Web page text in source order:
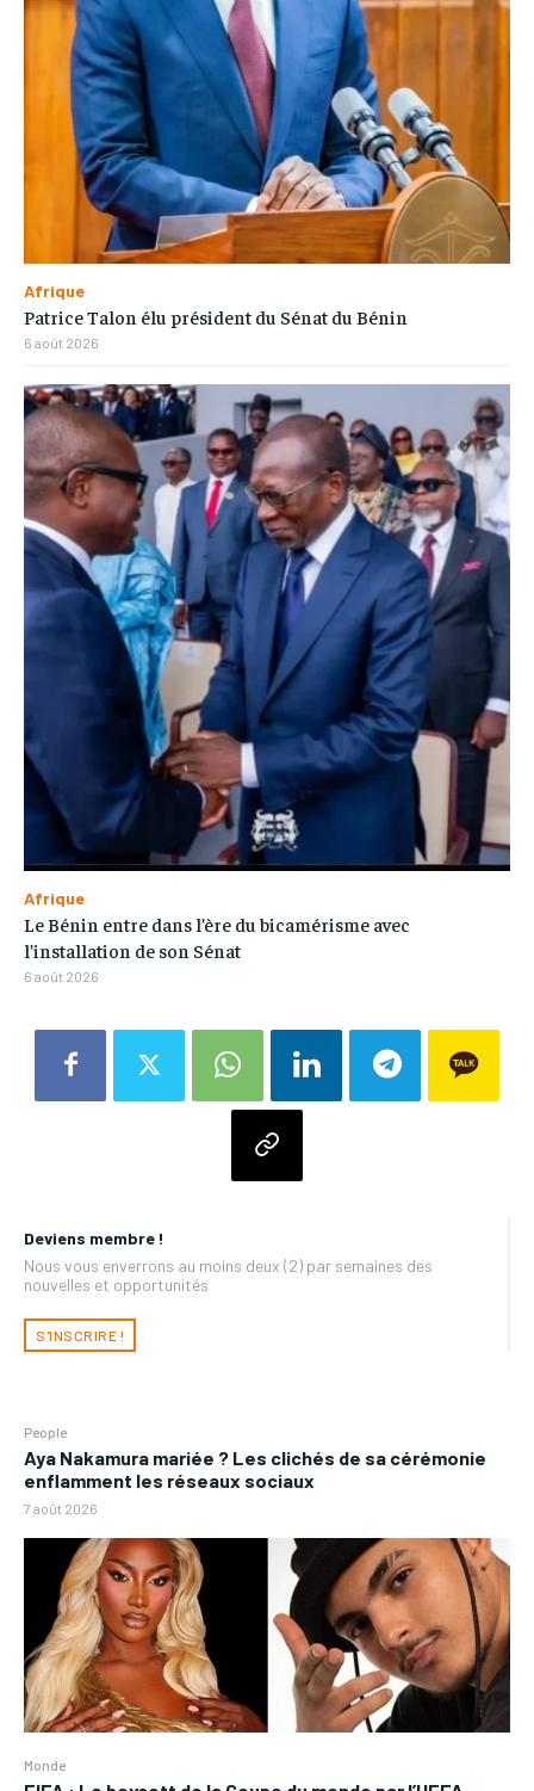
Deviens membre !
Nous vous enverrons au moins deux (2) par semaines des
nouvelles et opportunités
S'INSCRIRE !
People
Aya Nakamura mariée ? Les clichés de sa cérémonie
enflamment les réseaux sociaux
7 août 2026
Monde
Afrique
Patrice Talon élu président du Sénat du Bénin
6 août 2026
Afrique
Le Bénin entre dans l’ère du bicamérisme avec
l’installation de son Sénat
6 août 2026